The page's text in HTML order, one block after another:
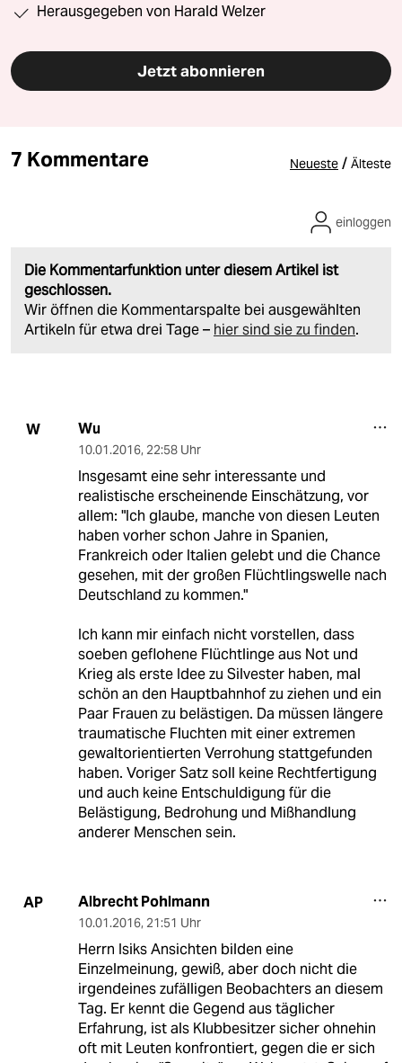
Herausgegeben von Harald Welzer
Jetzt abonnieren
7 Kommentare Neueste / Älteste
Die Kommentarfunktion unter diesem Artikel ist
geschlossen.
Wir öffnen die Kommentarspalte bei ausgewählten
Artikeln für etwa drei Tage – hier sind sie zu finden.
einloggen
W Wu
10.01.2016, 22:58 Uhr
Insgesamt eine sehr interessante und
realistische erscheinende Einschätzung, vor
allem: "Ich glaube, manche von diesen Leuten
haben vorher schon Jahre in Spanien,
Frankreich oder Italien gelebt und die Chance
gesehen, mit der großen Flüchtlingswelle nach
Deutschland zu kommen."
Ich kann mir einfach nicht vorstellen, dass
soeben geflohene Flüchtlinge aus Not und
Krieg als erste Idee zu Silvester haben, mal
schön an den Hauptbahnhof zu ziehen und ein
Paar Frauen zu belästigen. Da müssen längere
traumatische Fluchten mit einer extremen
gewaltorientierten Verrohung stattgefunden
haben. Voriger Satz soll keine Rechtfertigung
und auch keine Entschuldigung für die
Belästigung, Bedrohung und Mißhandlung
anderer Menschen sein.
AP Albrecht Pohlmann
10.01.2016, 21:51 Uhr
Herrn Isiks Ansichten bilden eine
Einzelmeinung, gewiß, aber doch nicht die
irgendeines zufälligen Beobachters an diesem
Tag. Er kennt die Gegend aus täglicher
Erfahrung, ist als Klubbesitzer sicher ohnehin
oft mit Leuten konfrontiert, gegen die er sich